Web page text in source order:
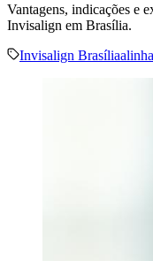
Vantagens, indicações e
Invisalign em Brasília.
Invisalign Brasília